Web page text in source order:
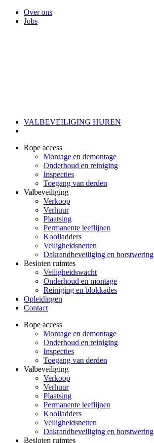
Over ons
Jobs
VALBEVEILIGING HUREN
Rope access
Montage en demontage
Onderhoud en reiniging
Inspecties
Toegang van derden
Valbeveiliging
Verkoop
Verhuur
Plaatsing
Permanente leeflijnen
Kooiladders
Veiligheidsnetten
Dakrandbeveiliging en borstwering
Besloten ruimtes
Veiligheidswacht
Onderhoud en montage
Reiniging en blokkades
Opleidingen
Contact
Rope access
Montage en demontage
Onderhoud en reiniging
Inspecties
Toegang van derden
Valbeveiliging
Verkoop
Verhuur
Plaatsing
Permanente leeflijnen
Kooiladders
Veiligheidsnetten
Dakrandbeveiliging en borstwering
Besloten ruimtes